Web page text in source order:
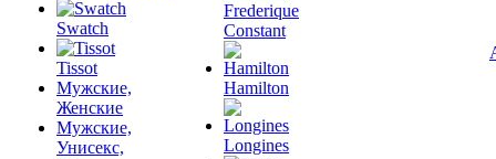
Swatch
Tissot
Мужские,
Женские
Мужские,
Унисекс,
Frederique
Constant
Hamilton
Longines